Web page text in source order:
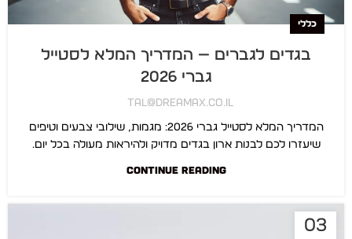
כללי
בגדים לגברים — המדריך המלא לסטייל
גברי 2026
Tal@dreamax.co.il
המדריך המלא לסטייל גברי 2026: מגמות, שילובי צבעים וטיפים
שיעזרו לכם לבנות ארון בגדים מדויק ולהיראות מעולה בכל יום.
CONTINUE READING
03